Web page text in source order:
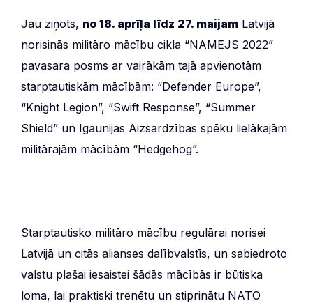
Jau ziņots, no 18. aprīļa līdz 27. maijam Latvijā
norisinās militāro mācību cikla “NAMEJS 2022”
pavasara posms ar vairākām tajā apvienotām
starptautiskām mācībām: “Defender Europe”,
“Knight Legion”, “Swift Response”, “Summer
Shield” un Igaunijas Aizsardzības spēku lielākajām
militārajām mācībām “Hedgehog”.
Starptautisko militāro mācību regulārai norisei
Latvijā un citās alianses dalībvalstīs, un sabiedroto
valstu plašai iesaistei šādās mācībās ir būtiska
loma, lai praktiski trenētu un stiprinātu NATO